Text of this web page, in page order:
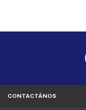
CONTACTÁNOS